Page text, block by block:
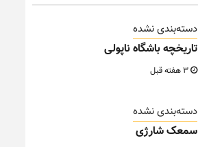
دسته‌بندی نشده
تاریخچه باشگاه ناپولی
دسته‌بندی نشده
سمعک شارژی